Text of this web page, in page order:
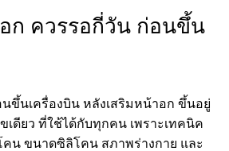
ก ควรรอกี่วัน ก่อนขึ้น
ขึ้นเครื่องบิน หลังเสริมหน้าอก ขึ้นอยู่
เดียว ที่ใช้ได้กับทุกคน เพราะเทคนิค
คน ขนาดซิลิโคน สภาพร่างกาย และ